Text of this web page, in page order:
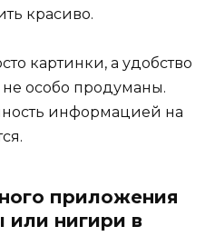
красиво.
картинки, а удобство
особо продуманы.
информацией на
приложения
или нигири в